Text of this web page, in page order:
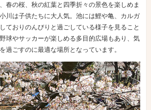
春の桜、秋の紅葉と四季折々の景色を楽しめま
川は子供たちに大人気。池には鯉や亀、カルガ
ておりのんびりと過ごしている様子を見ること
球やサッカーが楽しめる多目的広場もあり、気
過ごすのに最適な場所となっています。